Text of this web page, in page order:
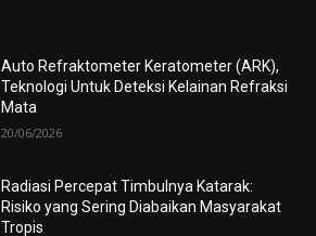
Auto Refraktometer Keratometer (ARK),
Teknologi Untuk Deteksi Kelainan Refraksi
Mata
20/06/2026
Radiasi Percepat Timbulnya Katarak:
Risiko yang Sering Diabaikan Masyarakat
Tropis